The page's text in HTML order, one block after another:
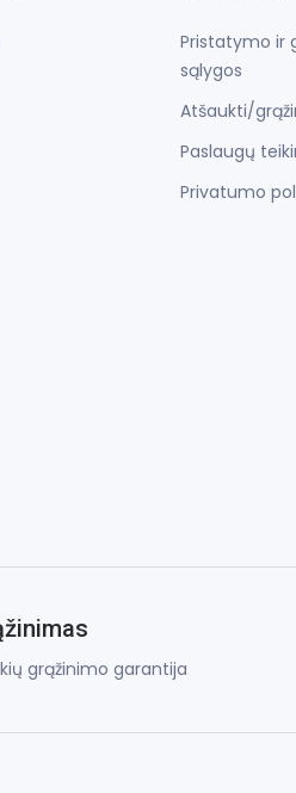
Pristatymo ir
sąlygos
Atšaukti/
Paslaugų
Privatumo
grąžinimo garantija